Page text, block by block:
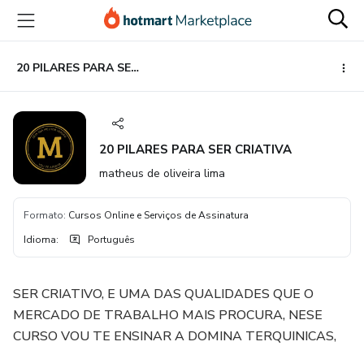
para
conteúdo
principal
para
pagamento
para
rodapé
20 PILARES PARA SER CRIATIVA
20 PILARES PARA SER CRIATIVA
matheus de oliveira lima
Formato: Cursos Online e Serviços de Assinatura
Idioma: Português
SER CRIATIVO, E UMA DAS QUALIDADES QUE O
MERCADO DE TRABALHO MAIS PROCURA, NESE
CURSO VOU TE ENSINAR A DOMINA TERQUINICAS,